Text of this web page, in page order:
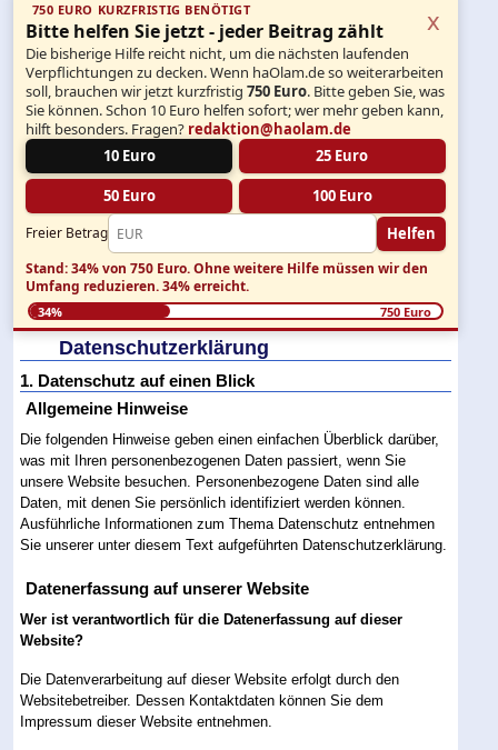
750 EURO KURZFRISTIG BENÖTIGT
Bitte helfen Sie jetzt - jeder Beitrag zählt
Die bisherige Hilfe reicht nicht, um die nächsten laufenden
Verpflichtungen zu decken. Wenn haOlam.de so weiterarbeiten
soll, brauchen wir jetzt kurzfristig750 Euro. Bitte geben Sie, was
Sie können. Schon 10 Euro helfen sofort; wer mehr geben kann,
hilft besonders. Fragen? redaktion@haolam.de
10 Euro
25 Euro
50 Euro 100 Euro
Freier Betrag Helfen
x
Stand: 34% von 750 Euro.Ohne weitere Hilfe müssen wir den
Umfang reduzieren.34% erreicht.
34% 750 Euro
Datenschutzerklärung
1. Datenschutz auf einen Blick
Allgemeine Hinweise
Die folgenden Hinweise geben einen einfachen Überblick darüber,
was mit Ihren personenbezogenen Daten passiert, wenn Sie
unsere Website besuchen. Personenbezogene Daten sind alle
Daten, mit denen Sie persönlich identifiziert werden können.
Ausführliche Informationen zum Thema Datenschutz entnehmen
Sie unserer unter diesem Text aufgeführten Datenschutzerklärung.
Datenerfassung auf unserer Website
Wer ist verantwortlich für die Datenerfassung auf dieser
Website?
Die Datenverarbeitung auf dieser Website erfolgt durch den
Websitebetreiber. Dessen Kontaktdaten können Sie dem
Impressum dieser Website entnehmen.